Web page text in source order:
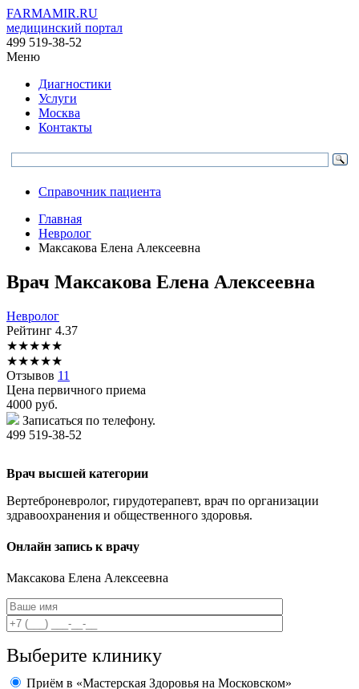
FARMAMIR.RU
медицинский портал
499 519-38-52
Меню
Диагностики
Услуги
Москва
Контакты
Справочник пациента
Главная
Невролог
Максакова Елена Алексеевна
Врач Максакова Елена Алексеевна
Невролог
Рейтинг 4.37
★★★★★
★★★★★
Отзывов 11
Цена первичного приема
4000 руб.
Записаться по телефону.
499 519-38-52
Врач высшей категории
Вертеброневролог, гирудотерапевт, врач по организации
здравоохранения и общественного здоровья.
Онлайн запись к врачу
Максакова Елена Алексеевна
Выберите клинику
Приём в «Мастерская Здоровья на Московском»